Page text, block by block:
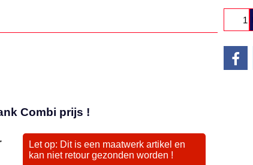
Combi prijs !
Let op: Dit is een maatwerk artikel en
kan niet retour gezonden worden !